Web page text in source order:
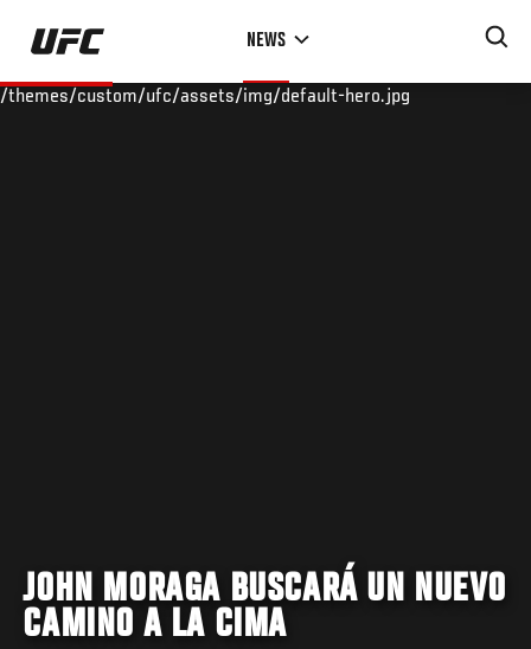
Skip
main
NEWS
/themes/custom/ufc/assets/img/default-hero.jpg
JOHN MORAGA BUSCARÁ UN NUEVO
CAMINO A LA CIMA